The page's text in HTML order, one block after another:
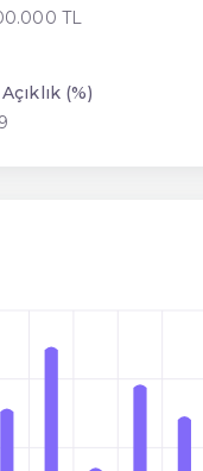
TL
(%)